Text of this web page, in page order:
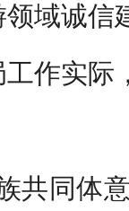
域诚信
工作实际
共同体